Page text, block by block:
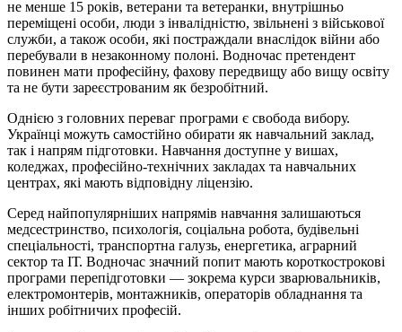
не менше 15 років, ветерани та ветеранки, внутрішньо
переміщені особи, люди з інвалідністю, звільнені з військової
служби, а також особи, які постраждали внаслідок війни або
перебували в незаконному полоні. Водночас претендент
повинен мати професійну, фахову передвищу або вищу освіту
та не бути зареєстрованим як безробітний.
Однією з головних переваг програми є свобода вибору.
Українці можуть самостійно обирати як навчальний заклад,
так і напрям підготовки. Навчання доступне у вишах,
коледжах, професійно-технічних закладах та навчальних
центрах, які мають відповідну ліцензію.
Серед найпопулярніших напрямів навчання залишаються
медсестринство, психологія, соціальна робота, будівельні
спеціальності, транспортна галузь, енергетика, аграрний
сектор та ІТ. Водночас значний попит мають короткострокові
програми перепідготовки — зокрема курси зварювальників,
електромонтерів, монтажників, операторів обладнання та
інших робітничих професій.